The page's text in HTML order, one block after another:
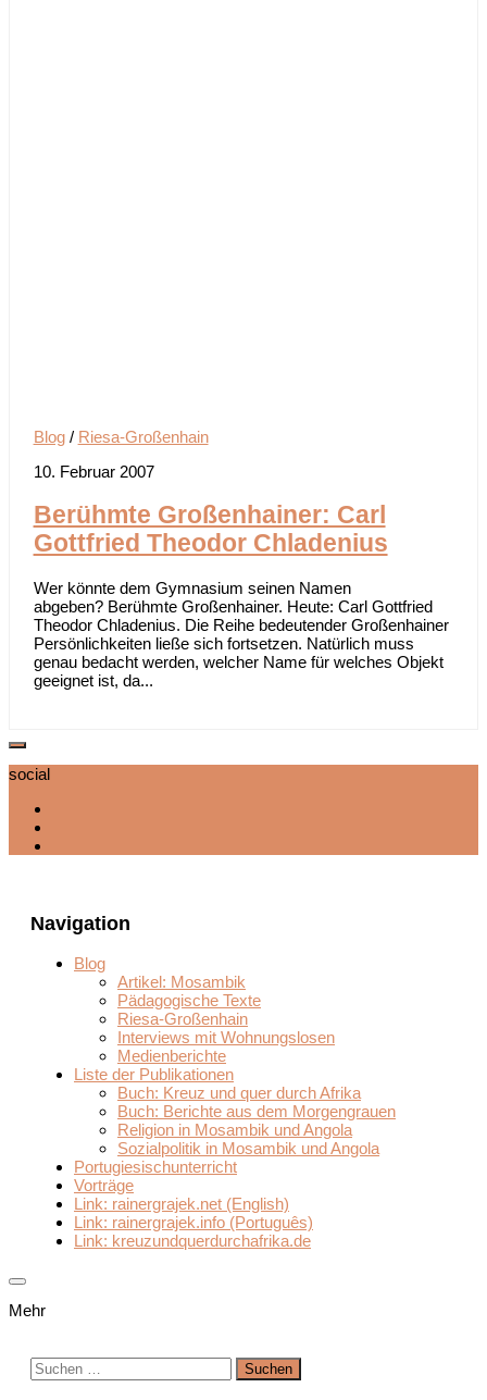
Blog/ Riesa-Großenhain
10. Februar 2007
Berühmte Großenhainer: Carl
Gottfried Theodor Chladenius
Wer könnte dem Gymnasium seinen Namen
abgeben? Berühmte Großenhainer. Heute: Carl Gottfried
Theodor Chladenius. Die Reihe bedeutender Großenhainer
Persönlichkeiten ließe sich fortsetzen. Natürlich muss
genau bedacht werden, welcher Name für welches Objekt
geeignet ist, da...
social
Navigation
Blog
Artikel: Mosambik
Pädagogische Texte
Riesa-Großenhain
Interviews mit Wohnungslosen
Medienberichte
Liste der Publikationen
Buch: Kreuz und quer durch Afrika
Buch: Berichte aus dem Morgengrauen
Religion in Mosambik und Angola
Sozialpolitik in Mosambik und Angola
Portugiesischunterricht
Vorträge
Link: rainergrajek.net (English)
Link: rainergrajek.info (Português)
Link: kreuzundquerdurchafrika.de
Mehr
Suchen
nach: